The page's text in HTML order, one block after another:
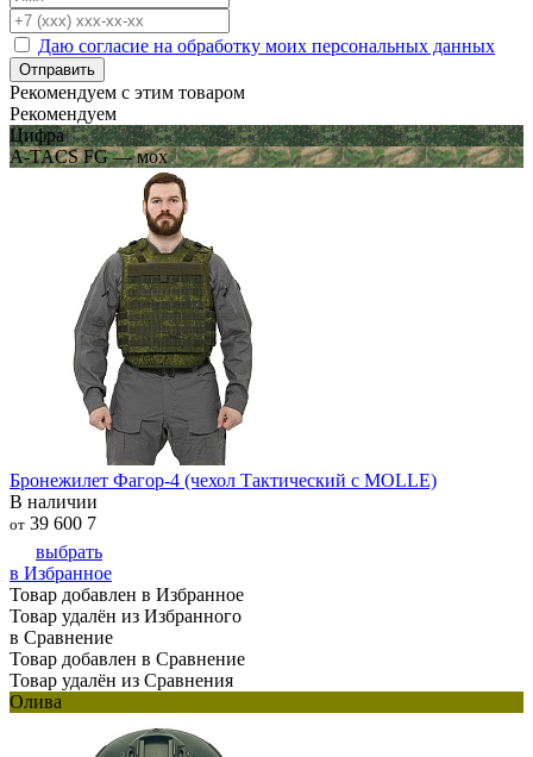
Даю согласие на обработку моих персональных данных
Отправить
Рекомендуем с этим товаром
Рекомендуем
Цифра
A-TACS FG — мох
Бронежилет Фагор-4 (чехол Тактический с MOLLE)
В наличии
от 39 600 7
выбрать
в Избранное
Товар добавлен в Избранное
Товар удалён из Избранного
в Сравнение
Товар добавлен в Сравнение
Товар удалён из Сравнения
Олива